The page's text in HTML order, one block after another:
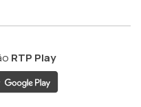
RTP Play